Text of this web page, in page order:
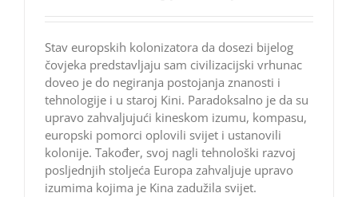
Stav europskih kolonizatora da dosezi bijelog
čovjeka predstavljaju sam civilizacijski vrhunac
doveo je do negiranja postojanja znanosti i
tehnologije i u staroj Kini. Paradoksalno je da su
upravo zahvaljujući kineskom izumu, kompasu,
europski pomorci oplovili svijet i ustanovili
kolonije. Također, svoj nagli tehnološki razvoj
posljednjih stoljeća Europa zahvaljuje upravo
izumima kojima je Kina zadužila svijet.